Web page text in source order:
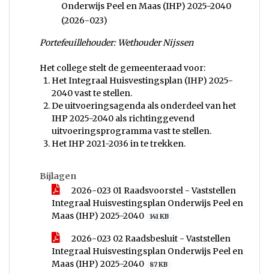
Onderwijs Peel en Maas (IHP) 2025-2040
(2026-023)
Portefeuillehouder: Wethouder Nijssen
Het college stelt de gemeenteraad voor:
Het Integraal Huisvestingsplan (IHP) 2025-
2040 vast te stellen.
De uitvoeringsagenda als onderdeel van het
IHP 2025-2040 als richtinggevend
uitvoeringsprogramma vast te stellen.
Het IHP 2021-2036 in te trekken.
Bijlagen
2026-023 01 Raadsvoorstel - Vaststellen
Integraal Huisvestingsplan Onderwijs Peel en
Maas (IHP) 2025-2040
141 KB
2026-023 02 Raadsbesluit - Vaststellen
Integraal Huisvestingsplan Onderwijs Peel en
Maas (IHP) 2025-2040
87 KB